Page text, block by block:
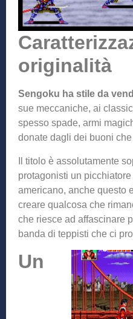
originalità
Sengoku ha stile da
sue meccaniche, ai
spesso spade, armi
donate dagli dei buoni
Il titolo è assolutamente
protagonisti un
americano, anche questo
creare qualcosa che
che riesce ad affascinare
banda di teppisti che ci
Un